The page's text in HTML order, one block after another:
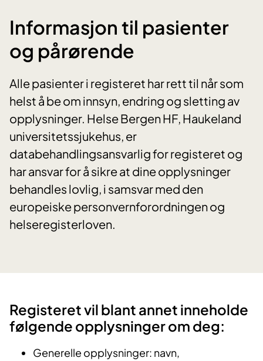
Informasjon til pasienter
og pårørende
Alle pasienter i registeret har rett til når som
helst å be om innsyn, endring og sletting av
opplysninger. Helse Bergen HF, Haukeland
universitetssjukehus, er
databehandlingsansvarlig for registeret og
har ansvar for å sikre at dine opplysninger
behandles lovlig, i samsvar med den
europeiske personvernforordningen og
helseregisterloven.
Registeret vil blant annet inneholde
følgende opplysninger om deg:
Generelle opplysninger: navn,